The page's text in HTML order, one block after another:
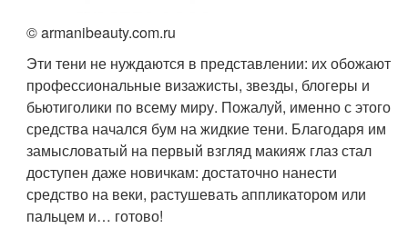
© armanibeauty.com.ru
Эти тени не нуждаются в представлении: их обожают
профессиональные визажисты, звезды, блогеры и
бьютиголики по всему миру. Пожалуй, именно с этого
средства начался бум на жидкие тени. Благодаря им
замысловатый на первый взгляд макияж глаз стал
доступен даже новичкам: достаточно нанести
средство на веки, растушевать аппликатором или
пальцем и… готово!